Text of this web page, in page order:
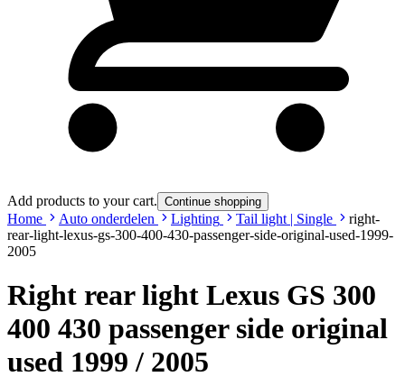
Add products to your cart. Continue shopping
Home Auto onderdelen Lighting Tail light | Single
right-
rear-light-lexus-gs-300-400-430-passenger-side-original-used-1999-
2005
Right rear light Lexus GS 300
400 430 passenger side original
used 1999 / 2005